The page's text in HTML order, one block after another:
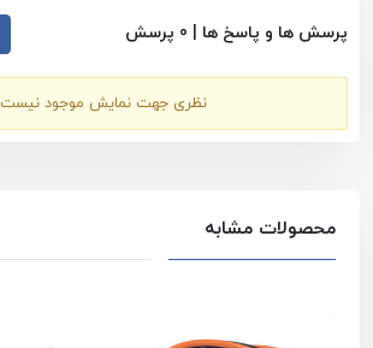
پرسش ها و پاسخ ها | 0 پرسش
نظری جهت نمایش موجود نیست
محصولات مشابه